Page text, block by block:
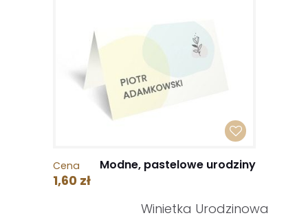
Cena
1,60 zł
Modne, pastelowe urodziny
Winietka Urodzinowa